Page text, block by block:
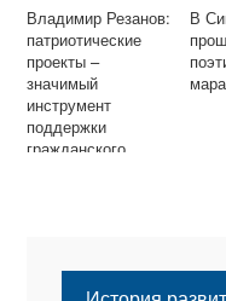
Владимир Резанов:
патриотические
проекты –
значимый
инструмент
поддержки
гражданского
В